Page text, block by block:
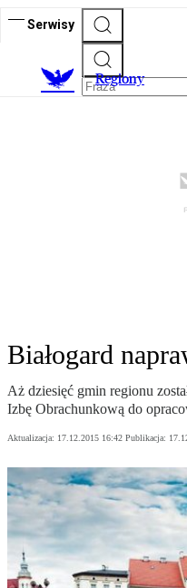
Serwisy
Regiony
Białogard
Aż dziesięć gmin regionu
Izbę Obrachunkową do
Aktualizacja: 17.12.2015 16:42 Publikacja: